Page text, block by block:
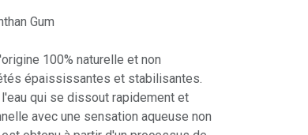
Gum
100% naturelle et non
épaississantes et stabilisantes.
qui se dissout rapidement et
avec une sensation aqueuse non